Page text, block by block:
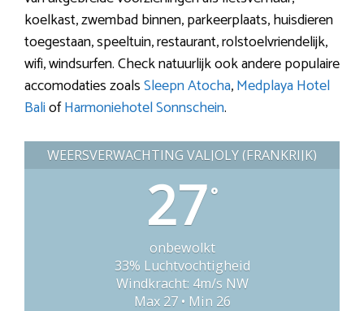
koelkast, zwembad binnen, parkeerplaats, huisdieren
toegestaan, speeltuin, restaurant, rolstoelvriendelijk,
wifi, windsurfen. Check natuurlijk ook andere populaire
accomodaties zoalsSleepn Atocha,Medplaya Hotel
BaliofHarmoniehotel Sonnschein.
WEERSVERWACHTING VALJOLY (FRANKRIJK)
27°
onbewolkt
33% Luchtvochtigheid
Windkracht: 4m/s NW
Max 27 • Min 26